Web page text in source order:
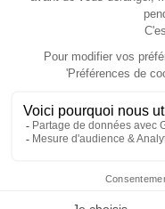
Expédié sous
Carte de